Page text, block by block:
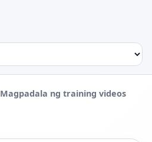
Magpadala ng training videos